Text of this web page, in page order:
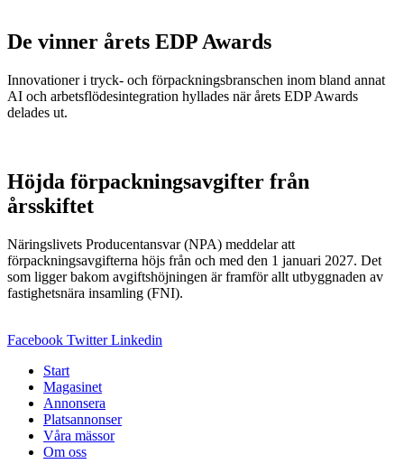
De vinner årets EDP Awards
Innovationer i tryck- och förpackningsbranschen inom bland annat
AI och arbetsflödesintegration hyllades när årets EDP Awards
delades ut.
Höjda förpackningsavgifter från
årsskiftet
Näringslivets Producentansvar (NPA) meddelar att
förpackningsavgifterna höjs från och med den 1 januari 2027. Det
som ligger bakom avgiftshöjningen är framför allt utbyggnaden av
fastighetsnära insamling (FNI).
Facebook Twitter Linkedin
Start
Magasinet
Annonsera
Platsannonser
Våra mässor
Om oss